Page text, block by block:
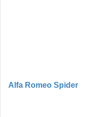
Alfa Romeo Spider